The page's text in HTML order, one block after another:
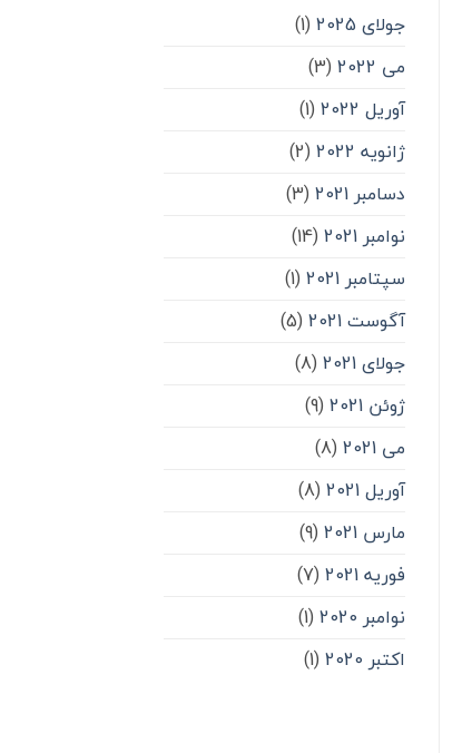
جولای 2025
(1)
می 2022
(3)
آوریل 2022
(1)
ژانویه 2022
(2)
دسامبر 2021
(3)
نوامبر 2021
(14)
سپتامبر 2021
(1)
آگوست 2021
(5)
جولای 2021
(8)
ژوئن 2021
(9)
می 2021
(8)
آوریل 2021
(8)
مارس 2021
(9)
فوریه 2021
(7)
نوامبر 2020
(1)
اکتبر 2020
(1)